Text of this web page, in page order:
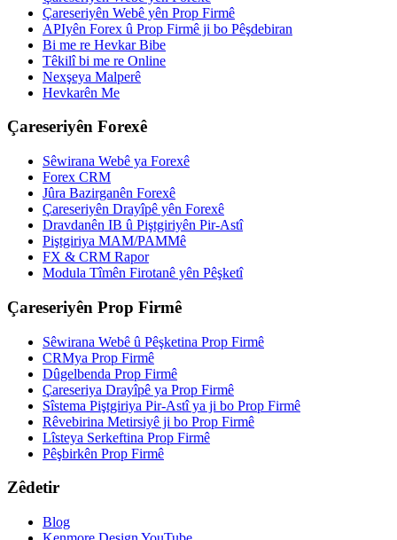
Çareseriyên Webê yên Prop Firmê
APIyên Forex û Prop Firmê ji bo Pêşdebiran
Bi me re Hevkar Bibe
Têkilî bi me re Online
Nexşeya Malperê
Hevkarên Me
Çareseriyên Forexê
Sêwirana Webê ya Forexê
Forex CRM
Jûra Bazirganên Forexê
Çareseriyên Drayîpê yên Forexê
Dravdanên IB û Piştgiriyên Pir-Astî
Piştgiriya MAM/PAMMê
FX & CRM Rapor
Modula Tîmên Firotanê yên Pêşketî
Çareseriyên Prop Firmê
Sêwirana Webê û Pêşketina Prop Firmê
CRMya Prop Firmê
Dûgelbenda Prop Firmê
Çareseriya Drayîpê ya Prop Firmê
Sîstema Piştgiriya Pir-Astî ya ji bo Prop Firmê
Rêvebirina Metirsiyê ji bo Prop Firmê
Lîsteya Serkeftina Prop Firmê
Pêşbirkên Prop Firmê
Zêdetir
Blog